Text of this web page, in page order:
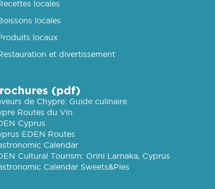
locales
locales
locaux
et divertissement
(pdf)
de Chypre: Guide culinaire
Routes du Vin
Cyprus
EDEN Routes
Calendar
Cultural Tourism: Orini Larnaka, Cyprus
Calendar Sweets&Pies